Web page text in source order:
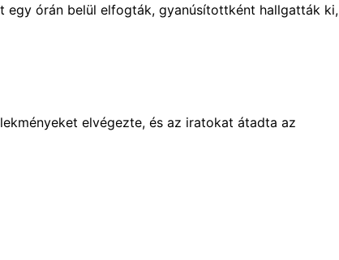
órán belül elfogták, gyanúsítottként hallgatták ki,
elvégezte, és az iratokat átadta az